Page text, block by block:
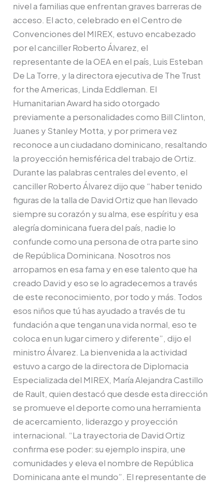
nivel a familias que enfrentan graves barreras de
acceso. El acto, celebrado en el Centro de
Convenciones del MIREX, estuvo encabezado
por el canciller Roberto Álvarez, el
representante de la OEA en el país, Luis Esteban
De La Torre, y la directora ejecutiva de The Trust
for the Americas, Linda Eddleman. El
Humanitarian Award ha sido otorgado
previamente a personalidades como Bill Clinton,
Juanes y Stanley Motta, y por primera vez
reconoce a un ciudadano dominicano, resaltando
la proyección hemisférica del trabajo de Ortiz.
Durante las palabras centrales del evento, el
canciller Roberto Álvarez dijo que “haber tenido
figuras de la talla de David Ortiz que han llevado
siempre su corazón y su alma, ese espíritu y esa
alegría dominicana fuera del país, nadie lo
confunde como una persona de otra parte sino
de República Dominicana. Nosotros nos
arropamos en esa fama y en ese talento que ha
creado David y eso se lo agradecemos a través
de este reconocimiento, por todo y más. Todos
esos niños que tú has ayudado a través de tu
fundación a que tengan una vida normal, eso te
coloca en un lugar cimero y diferente”, dijo el
ministro Álvarez. La bienvenida a la actividad
estuvo a cargo de la directora de Diplomacia
Especializada del MIREX, María Alejandra Castillo
de Rault, quien destacó que desde esta dirección
se promueve el deporte como una herramienta
de acercamiento, liderazgo y proyección
internacional. “La trayectoria de David Ortiz
confirma ese poder: su ejemplo inspira, une
comunidades y eleva el nombre de República
Dominicana ante el mundo”. El representante de